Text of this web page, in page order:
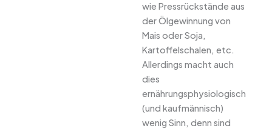
wie Pressrückstände aus
der Ölgewinnung von
Mais oder Soja,
Kartoffelschalen, etc.
Allerdings macht auch
dies
ernährungsphysiologisch
(und kaufmännisch)
wenig Sinn, denn sind